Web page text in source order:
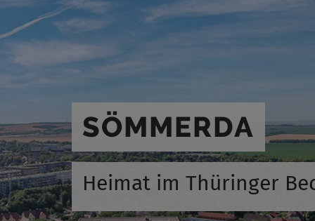
SÖMMERDA
Heimat im Thüringer